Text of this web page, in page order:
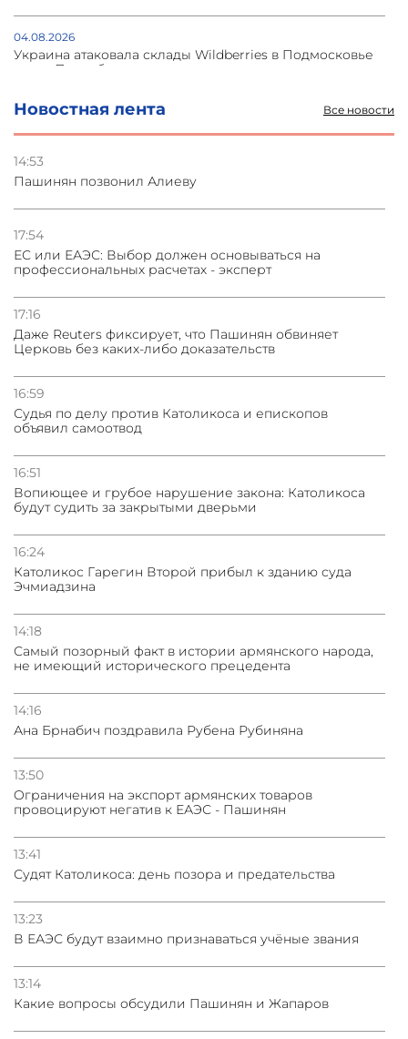
Новостная лента Все новости
14:53
Пашинян позвонил Алиеву
17:54
ЕС или ЕАЭС: Выбор должен основываться на
профессиональных расчетах - эксперт
17:16
Даже Reuters фиксирует, что Пашинян обвиняет
Церковь без каких-либо доказательств
16:59
Судья по делу против Католикоса и епископов
объявил самоотвод
16:51
Вопиющее и грубое нарушение закона: Католикоса
будут судить за закрытыми дверьми
16:24
Католикос Гарегин Второй прибыл к зданию суда
Эчмиадзина
14:18
Самый позорный факт в истории армянского народа,
не имеющий исторического прецедента
14:16
Ана Брнабич поздравила Рубена Рубиняна
13:50
Oграничения на экспорт армянских товаров
провоцируют негатив к ЕАЭС - Пашинян
13:41
Судят Католикоса: день позора и предательства
13:23
В ЕАЭС будут взаимно признаваться учёные звания
13:14
Какие вопросы обсудили Пашинян и Жапаров
04.08.2026
Украина атаковала склады Wildberries в Подмосковье
и под Петербургом
03.08.2026
Стратегия безопасности ОДКБ допускает применение
Азербайджане
31.07.2026
Сотрудничество и очереди – детали визита главы
погрануправления СНБ Армении в Тбилиси